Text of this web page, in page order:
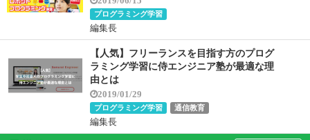
プログラミング学習
編集長
【人気】フリーランスを目指す方のプログ
ラミング学習に侍エンジニア塾が最適な理
由とは
2019/01/29
プログラミング学習 通信教育
編集長